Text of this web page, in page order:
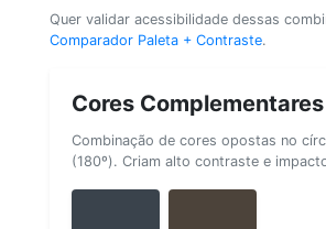
Quer validar acessibilidade dessas
Comparador Paleta + Contraste.
Cores Complementares
Combinação de cores opostas no
(180º). Criam alto contraste e